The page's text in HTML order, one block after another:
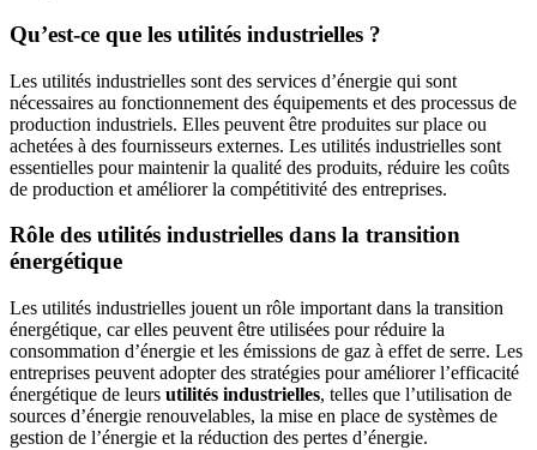
Qu’est-ce que les utilités industrielles ?
Les utilités industrielles sont des services d’énergie qui sont
nécessaires au fonctionnement des équipements et des processus de
production industriels. Elles peuvent être produites sur place ou
achetées à des fournisseurs externes. Les utilités industrielles sont
essentielles pour maintenir la qualité des produits, réduire les coûts
de production et améliorer la compétitivité des entreprises.
Rôle des utilités industrielles dans la transition
énergétique
Les utilités industrielles jouent un rôle important dans la transition
énergétique, car elles peuvent être utilisées pour réduire la
consommation d’énergie et les émissions de gaz à effet de serre. Les
entreprises peuvent adopter des stratégies pour améliorer l’efficacité
énergétique de leurs utilités industrielles, telles que l’utilisation de
sources d’énergie renouvelables, la mise en place de systèmes de
gestion de l’énergie et la réduction des pertes d’énergie.